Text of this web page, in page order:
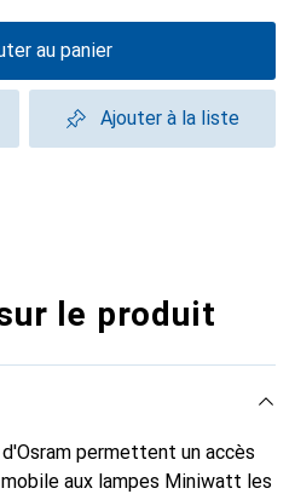
au panier
Ajouter à la liste
le produit
permettent un accès
aux lampes Miniwatt les